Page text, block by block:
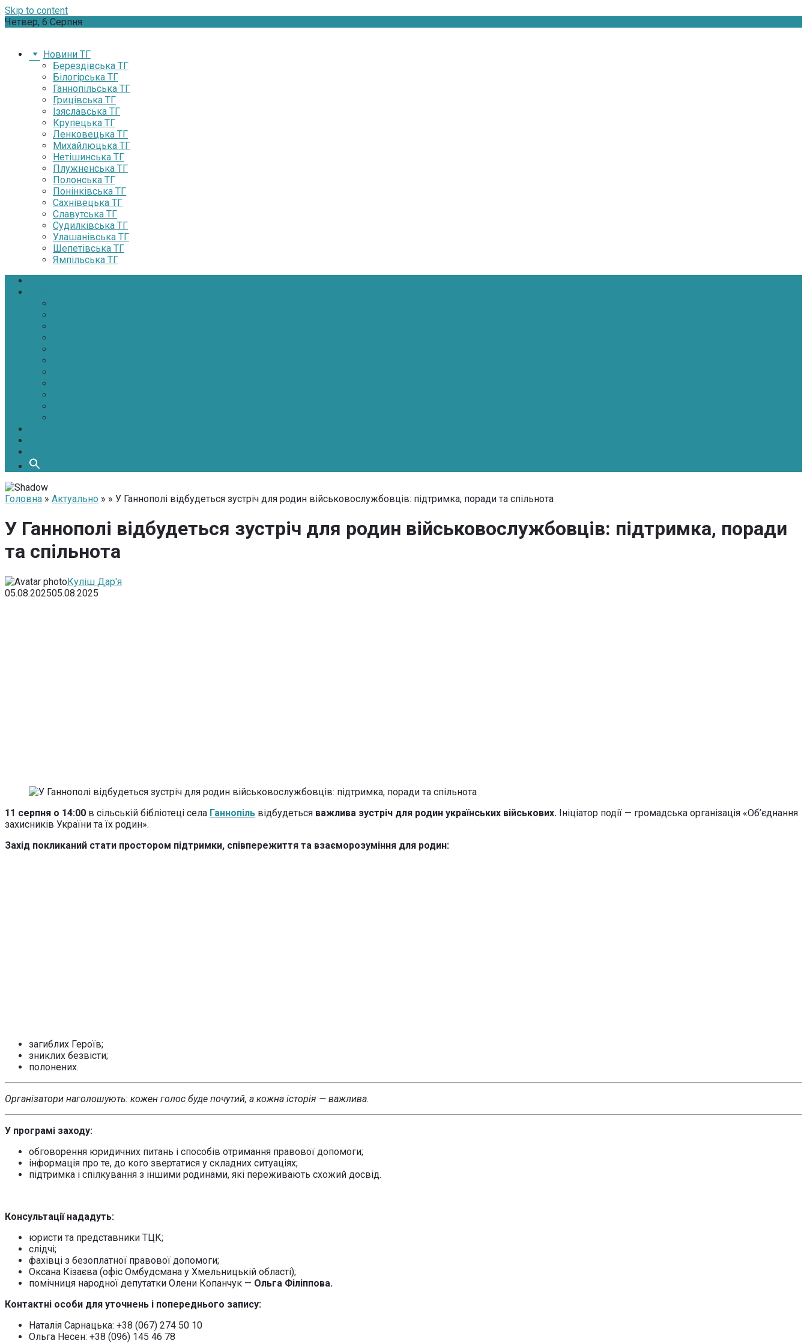
Skip to content
Четвер, 6 Серпня
Новини ТГ
Берездівська ТГ
Білогірська ТГ
Ганнопільська ТГ
Грицівська ТГ
Ізяславська ТГ
Крупецька ТГ
Ленковецька ТГ
Михайлюцька ТГ
Нетішинська ТГ
Плужненська ТГ
Полонська ТГ
Понінківська ТГ
Сахнівецька ТГ
Славутська ТГ
Судилківська ТГ
Улашанівська ТГ
Шепетівська ТГ
Ямпільська ТГ
Головна » Актуально » » У Ганнополі відбудеться зустріч для родин військовослужбовців: підтримка, поради та спільнота
У Ганнополі відбудеться зустріч для родин військовослужбовців: підтримка, поради
та спільнота
Куліш Дар'я
05.08.202505.08.2025
11 серпня о 14:00 в сільській бібліотеці села Ганнопіль відбудеться важлива зустріч для родин українських військових. Ініціатор події — громадська організація «Об’єднання
захисників України та їх родин».
Захід покликаний стати простором підтримки, співпережиття та взаєморозуміння для родин:
загиблих Героїв;
зниклих безвісти;
полонених.
Організатори наголошують: кожен голос буде почутий, а кожна історія — важлива.
У програмі заходу:
обговорення юридичних питань і способів отримання правової допомоги;
інформація про те, до кого звертатися у складних ситуаціях;
підтримка і спілкування з іншими родинами, які переживають схожий досвід.
Консультації нададуть:
юристи та представники ТЦК;
слідчі;
фахівці з безоплатної правової допомоги;
Оксана Кізаєва (офіс Омбудсмана у Хмельницькій області);
помічниця народної депутатки Олени Копанчук — Ольга Філіппова.
Контактні особи для уточнень і попереднього запису:
Наталія Сарнацька: +38 (067) 274 50 10
Ольга Несен: +38 (096) 145 46 78